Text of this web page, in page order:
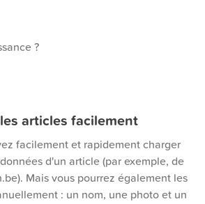
?
articles facilement
facilement et rapidement charger
d'un article (par exemple, de
Mais vous pourrez également les
: un nom, une photo et un